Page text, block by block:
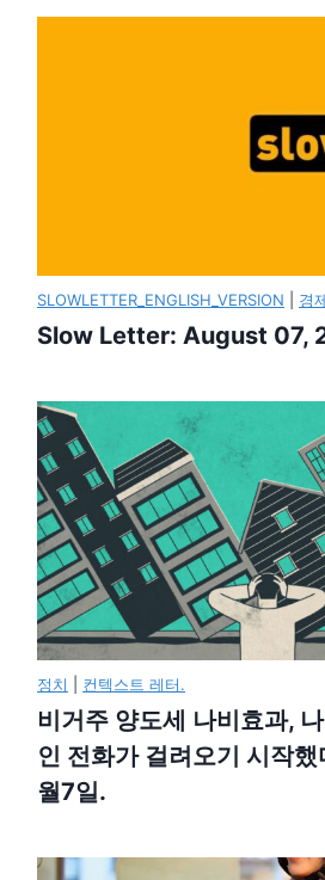
SLOWLETTER_ENGLISH_VERSION 경
Slow Letter: August 07,
정치 컨텍스트 레터.
비거주 양도세 나비효과,
인 전화가 걸려오기 시작
월7일.